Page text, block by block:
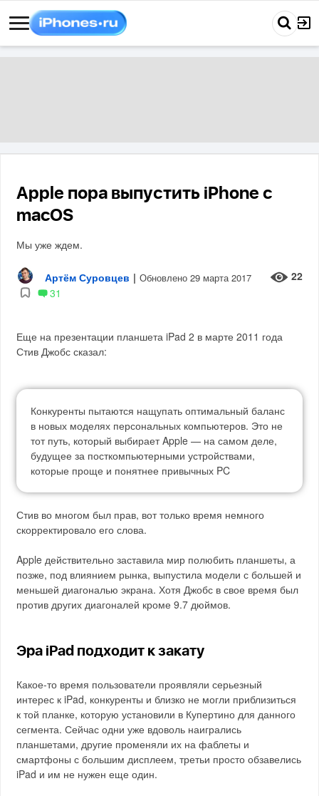
Apple пора выпустить iPhone с
macOS
Мы уже ждем.
Артём Суровцев | Обновлено 29 марта 2017
22
31
Еще на презентации планшета iPad 2 в марте 2011 года
Стив Джобс сказал:
Конкуренты пытаются нащупать оптимальный баланс
в новых моделях персональных компьютеров. Это не
тот путь, который выбирает Apple — на самом деле,
будущее за посткомпьютерными устройствами,
которые проще и понятнее привычных PC
Стив во многом был прав, вот только время немного
скорректировало его слова.
Apple действительно заставила мир полюбить планшеты, а
позже, под влиянием рынка, выпустила модели с большей и
меньшей диагональю экрана. Хотя Джобс в свое время был
против других диагоналей кроме 9.7 дюймов.
Эра iPad подходит к закату
Какое-то время пользователи проявляли серьезный
интерес к iPad, конкуренты и близко не могли приблизиться
к той планке, которую установили в Купертино для данного
сегмента. Сейчас одни уже вдоволь наигрались
планшетами, другие променяли их на фаблеты и
смартфоны с большим дисплеем, третьи просто обзавелись
iPad и им не нужен еще один.